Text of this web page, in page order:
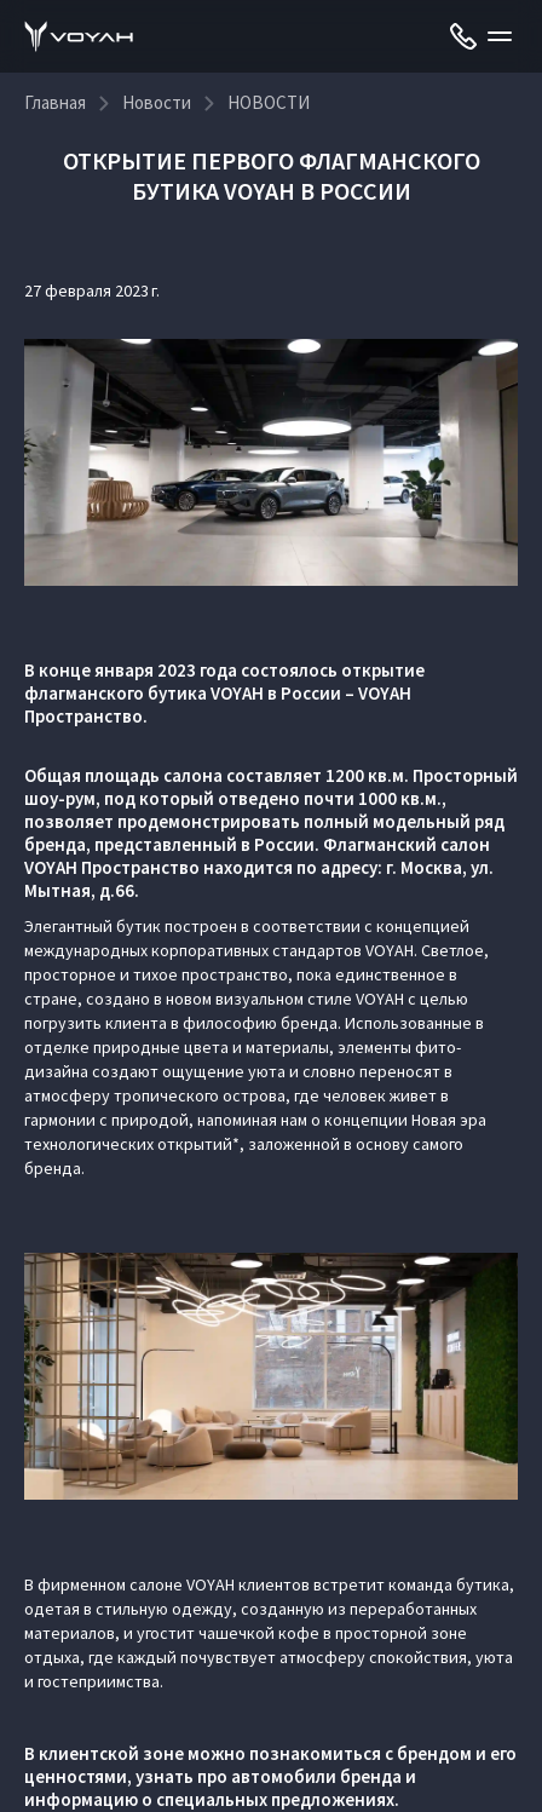
Главная Новости НОВОСТИ
ОТКРЫТИЕ ПЕРВОГО ФЛАГМАНСКОГО
БУТИКА VOYAH В РОССИИ
27 февраля 2023 г.
В конце января 2023 года состоялось открытие
флагманского бутика VOYAH в России – VOYAH
Пространство.
Общая площадь салона составляет 1200 кв.м. Просторный
шоу-рум, под который отведено почти 1000 кв.м.,
позволяет продемонстрировать полный модельный ряд
бренда, представленный в России. Флагманский салон
VOYAH Пространство находится по адресу: г. Москва, ул.
Мытная, д.66.
Элегантный бутик построен в соответствии с концепцией
международных корпоративных стандартов VOYAH. Светлое,
просторное и тихое пространство, пока единственное в
стране, создано в новом визуальном стиле VOYAH с целью
погрузить клиента в философию бренда. Использованные в
отделке природные цвета и материалы, элементы фито-
дизайна создают ощущение уюта и словно переносят в
атмосферу тропического острова, где человек живет в
гармонии с природой, напоминая нам о концепции Новая эра
технологических открытий*, заложенной в основу самого
бренда.
В фирменном салоне VOYAH клиентов встретит команда бутика,
одетая в стильную одежду, созданную из переработанных
материалов, и угостит чашечкой кофе в просторной зоне
отдыха, где каждый почувствует атмосферу спокойствия, уюта
и гостеприимства.
В клиентской зоне можно познакомиться с брендом и его
ценностями, узнать про автомобили бренда и
информацию о специальных предложениях.